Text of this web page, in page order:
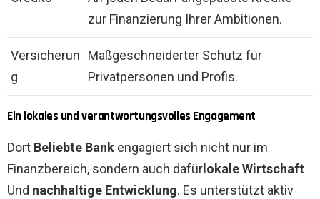
zur Finanzierung Ihrer Ambitionen.
Versicherun
g
Maßgeschneiderter Schutz für
Privatpersonen und Profis.
Ein lokales und verantwortungsvolles Engagement
Dort Beliebte Bank engagiert sich nicht nur im
Finanzbereich, sondern auch dafür lokale Wirtschaft
Und nachhaltige Entwicklung. Es unterstützt aktiv